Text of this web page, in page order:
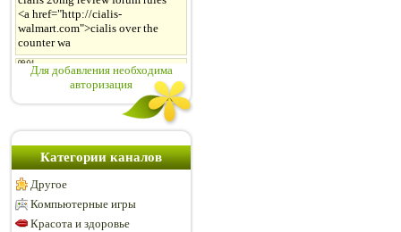
Для добавления необходима
авторизация
Категории каналов
Другое
Компьютерные игры
Красота и здоровье